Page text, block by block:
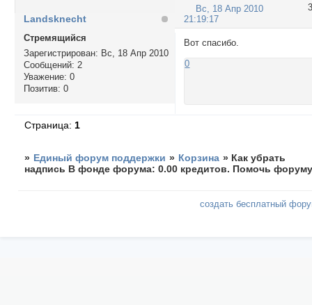
3
Вс, 18 Апр 2010
21:19:17
Landsknecht
Стремящийся
Зарегистрирован: Вс, 18 Апр 2010
Сообщений: 2
Уважение: 0
Позитив: 0
Вот спасибо.
0
Страница: 1
» Единый форум поддержки » Корзина » Как убрать
надпись В фонде форума: 0.00 кредитов. Помочь
создать бесплатный